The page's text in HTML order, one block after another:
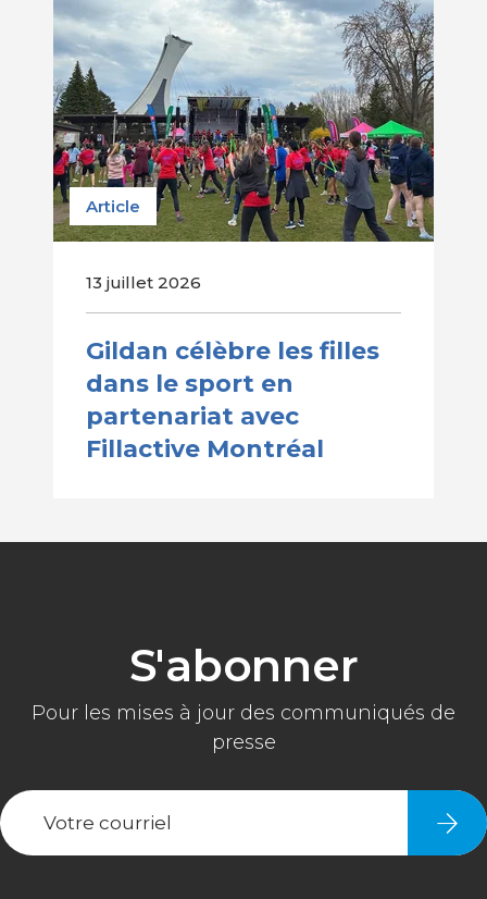
Article
13 juillet 2026
Gildan célèbre les filles
dans le sport en
partenariat avec
Fillactive Montréal